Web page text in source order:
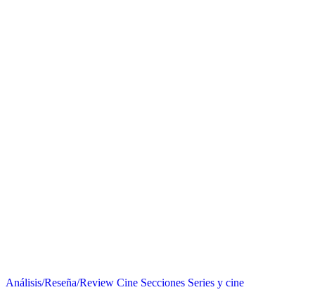
Análisis/Reseña/Review Cine Secciones Series y cine